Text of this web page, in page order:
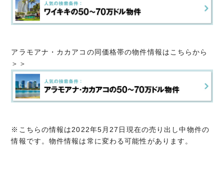
アラモアナ・カカアコの同価格帯の物件情報はこちらから
＞＞
※こちらの情報は2022年5月27日現在の売り出し中物件の
情報です。物件情報は常に変わる可能性があります。